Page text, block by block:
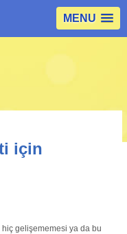
MENU
için
gelişememesi ya da bu